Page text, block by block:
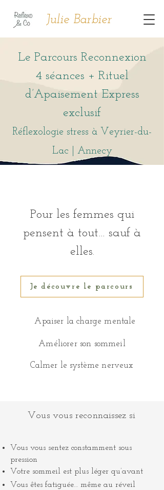
Julie Barbier
Le Parcours Reconnexion
4 séances + Rituel
d’Apaisement Express
exclusif
Réflexologie stress à Veyrier-du-
Lac | Annecy
Pour les femmes qui
pensent à tout… sauf à
elles.
Je découvre le parcours
Apaiser la charge mentale
Améliorer son sommeil
Calmer le système nerveux
Vous vous reconnaissez si
Vous vous sentez constamment sous
pression
Votre sommeil est plus léger qu’avant
Vous êtes fatiguée… même au réveil